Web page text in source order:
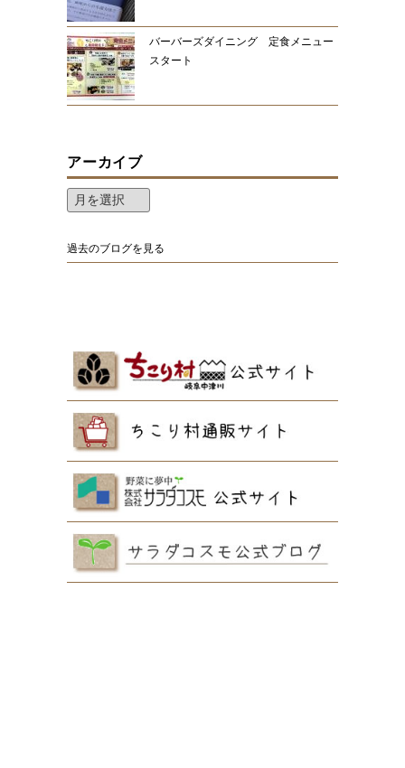
バーバーズダイニング 定食メニュー
スタート
アーカイブ
過去のブログを見る